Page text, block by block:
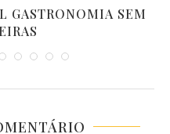
GASTRONOMIA SEM